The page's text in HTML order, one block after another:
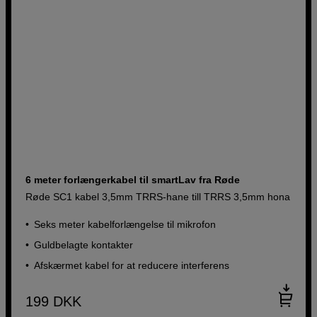
6 meter forlængerkabel til smartLav fra Røde
Røde SC1 kabel 3,5mm TRRS-hane till TRRS 3,5mm hona
Seks meter kabelforlængelse til mikrofon
Guldbelagte kontakter
Afskærmet kabel for at reducere interferens
199 DKK